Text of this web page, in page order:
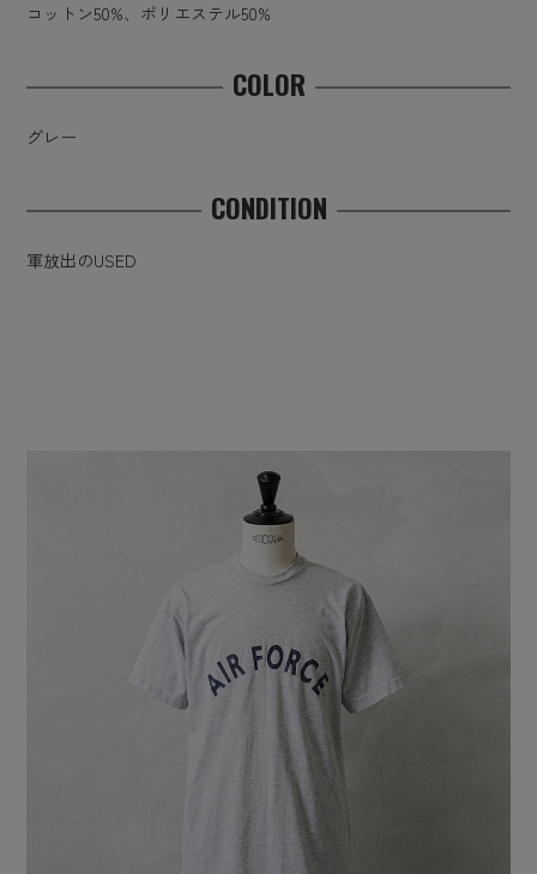
コットン50%、ポリエステル50%
COLOR
グレー
CONDITION
軍放出のUSED